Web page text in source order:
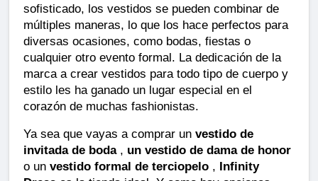
sofisticado, los vestidos se pueden combinar de
múltiples maneras, lo que los hace perfectos para
diversas ocasiones, como bodas, fiestas o
cualquier otro evento formal. La dedicación de la
marca a crear vestidos para todo tipo de cuerpo y
estilo les ha ganado un lugar especial en el
corazón de muchas fashionistas.
Ya sea que vayas a comprar un vestido de
invitada de boda , un vestido de dama de honor
o un vestido formal de terciopelo , Infinity